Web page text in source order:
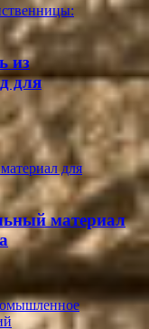
из
для
материал